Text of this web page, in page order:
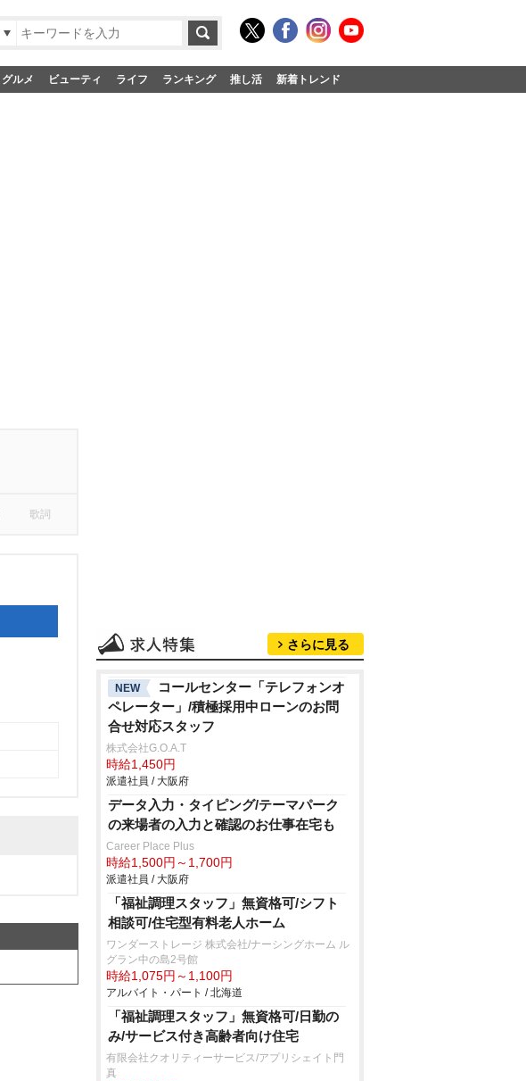
グルメ ビューティ ライフ ランキング 推し活 新着トレンド
歌詞
さらに見る
NEW
コールセンター「テレフォンオ
ペレーター」/積極採用中ローンのお問
合せ対応スタッフ
株式会社G.O.A.T
時給1,450円
派遣社員 / 大阪府
データ入力・タイピング/テーマパーク
の来場者の入力と確認のお仕事在宅も
Career Place Plus
時給1,500円～1,700円
派遣社員 / 大阪府
「福祉調理スタッフ」無資格可/シフト
相談可/住宅型有料老人ホーム
ワンダーストレージ 株式会社/ナーシングホーム ル
グラン中の島2号館
時給1,075円～1,100円
アルバイト・パート / 北海道
「福祉調理スタッフ」無資格可/日勤の
み/サービス付き高齢者向け住宅
有限会社クオリティーサービス/アプリシェイト門
真